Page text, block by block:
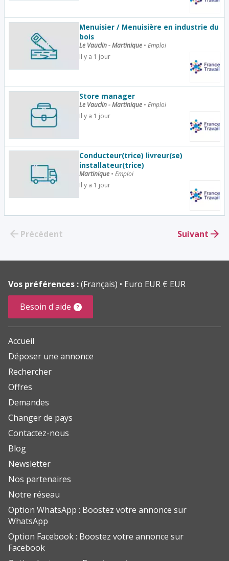
Menuisier / Menuisière en industrie du
bois
Le Vauclin - Martinique • Emploi
Il y a 1 jour
Store manager
Le Vauclin - Martinique • Emploi
Il y a 1 jour
Conducteur(trice) livreur(se)
installateur(trice)
Martinique • Emploi
Il y a 1 jour
Précédent Suivant
Vos préférences :(Français)
Euro EUR € EUR
Besoin d'aide
Accueil
Déposer une annonce
Rechercher
Offres
Demandes
Changer de pays
Contactez-nous
Blog
Newsletter
Nos partenaires
Notre réseau
Option WhatsApp : Boostez votre annonce sur
WhatsApp
Option Facebook : Boostez votre annonce sur
Facebook